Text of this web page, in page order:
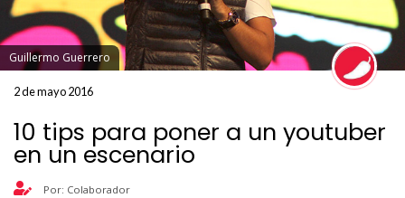
Guillermo Guerrero
2 de mayo 2016
10 tips para poner a un youtuber
en un escenario
Por: Colaborador